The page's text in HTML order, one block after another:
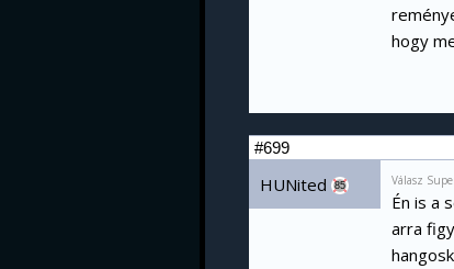
hogy
#699
HUNited 85 Válasz
Én is a
arra